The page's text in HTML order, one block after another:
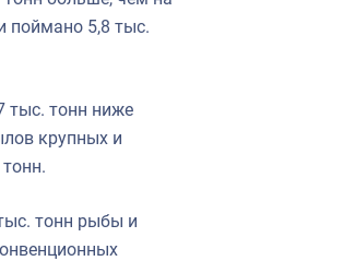
поймано 5,8 тыс.
тыс. тонн ниже
крупных и
тонн рыбы и